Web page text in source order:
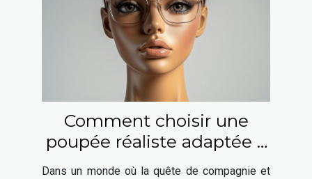
Comment choisir une
poupée réaliste adaptée à
vos besoins ?
Dans un monde où la quête de compagnie et